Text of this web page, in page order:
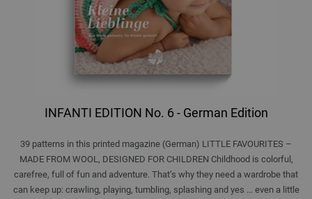
INFANTI EDITION No. 6 - German Edition
39 patterns in this printed magazine (German) LITTLE FAVOURITES –
MADE FROM WOOL, DESIGNED FOR CHILDREN Childhood is colorful,
carefree, full of fun and adventure. That’s why they need a wardrobe that
can keep up: crawling, playing, tumbling, splashing and yes ... even a little